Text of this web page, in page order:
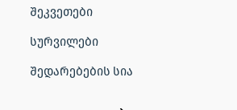
შეკვეთები
სურვილები
შედარებების სია